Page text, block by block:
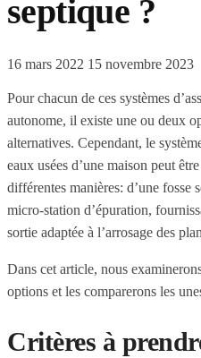
septique ?
16 mars 2022 15 novembre 2023
Pour chacun de ces systèmes
autonome, il existe une ou deux
alternatives. Cependant, le
eaux usées d’une maison peut
différentes manières: d’une fosse
micro-station d’épuration,
sortie adaptée à l’arrosage des
Dans cet article, nous
options et les comparerons les
Critères à